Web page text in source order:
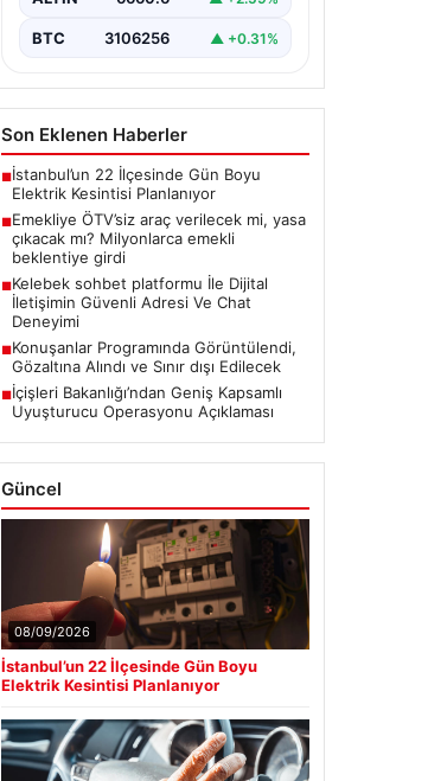
BTC 3106256 ▲ +0.31%
Son Eklenen Haberler
■İstanbul’un 22 İlçesinde Gün Boyu
Elektrik Kesintisi Planlanıyor
■Emekliye ÖTV’siz araç verilecek mi, yasa
çıkacak mı? Milyonlarca emekli
beklentiye girdi
■Kelebek sohbet platformu İle Dijital
İletişimin Güvenli Adresi Ve Chat
Deneyimi
■Konuşanlar Programında Görüntülendi,
Gözaltına Alındı ve Sınır dışı Edilecek
■İçişleri Bakanlığı’ndan Geniş Kapsamlı
Uyuşturucu Operasyonu Açıklaması
Güncel
08/09/2026
İstanbul’un 22 İlçesinde Gün Boyu
Elektrik Kesintisi Planlanıyor